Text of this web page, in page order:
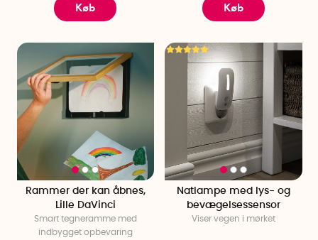
Køb Køb
Rammer der kan åbnes,
Lille DaVinci
Smart tegneramme med
indbygget opbevaring
Natlampe med lys- og
bevægelsessensor
Viser vegen i mørket